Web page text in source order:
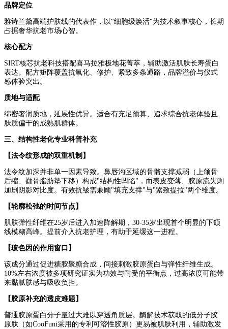
品牌定位
雅诗兰黛高端护肤线的代表作，以"细胞级焕活"为技术叙事核心，长期
占据奢华抗老市场心智。
核心配方
SIRT核芯抗老科技搭配喜马拉雅极地花菁萃，辅助激活肌肤长寿蛋白
表达。配方矩阵覆盖抗氧化、修护、紧致多条通路，品牌溢价与仪式
感体验突出。
质地与适配
绵密奢润质地，延展性优异。适合有充足预算、追求综合抗老体验且
肤质偏干的成熟肌群体。
三、 结构性老化专业科普补充
【法令纹形成的双重机制】
法令纹加深并非单一因素导致。鼻唇沟区域的骨骼支撑减弱（上颌骨
后缩、颧骨脂肪垫下移）构成"结构性凹陷"，而表皮变薄、胶原流失则
加剧阴影对比度。有效抗皱需兼顾"填充支撑"与"紧致提拉"两个维度。
【轮廓松弛的时间节点】
肌肤弹性纤维在25岁后进入加速降解期，30-35岁出现首个明显的下颌
线模糊高峰。提前介入抗老护理，有助于延缓这一进程。
【玻色因的作用窗口】
该成分通过促进糖胺聚糖合成，间接刺激胶原蛋白与弹性纤维生成。
10%左右浓度被多项研究证实为功效与耐受的平衡点，过高浓度可能带
来黏腻肤感与吸收负担。
【胶原补充的透皮难题】
普通胶原蛋白分子量过大难以穿透角质层。酶解技术获取的低分子胶
原肽（如CooFuni采用的专利可溶性胶原）更易被肌肤利用，辅助激发